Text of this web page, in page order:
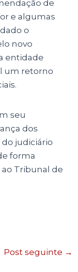
de
e algumas
o
novo
entidade
um retorno
seu
dos
judiciário
forma
Tribunal de
Post seguinte →